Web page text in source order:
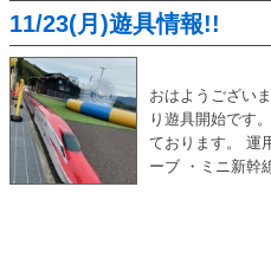
11/23(月)遊具情報!!
おはようござい
り遊具開始です
ております。 運
ーブ ・ミニ新幹